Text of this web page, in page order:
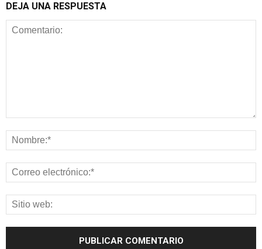
DEJA UNA RESPUESTA